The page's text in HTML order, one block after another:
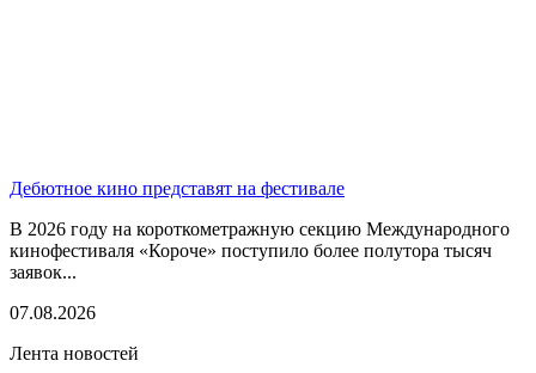
Дебютное кино представят на фестивале
В 2026 году на короткометражную секцию Международного
кинофестиваля «Короче» поступило более полутора тысяч
заявок...
07.08.2026
Лента новостей